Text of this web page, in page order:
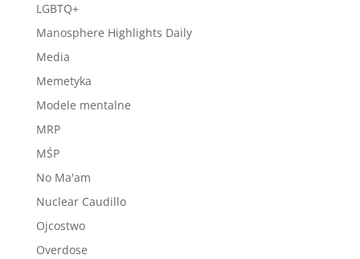
LGBTQ+
Manosphere Highlights Daily
Media
Memetyka
Modele mentalne
MRP
MŚP
No Ma'am
Nuclear Caudillo
Ojcostwo
Overdose